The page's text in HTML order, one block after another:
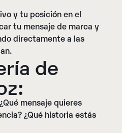
y tu posición en el
tu mensaje de marca y
directamente a las
de
¿Qué mensaje quieres
¿Qué historia estás